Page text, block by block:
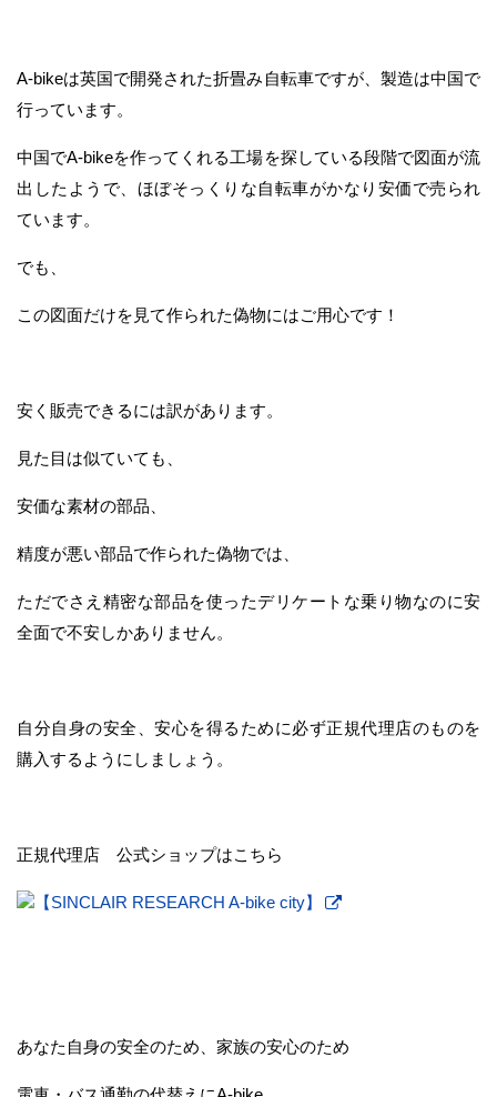
A-bikeは英国で開発された折畳み自転車ですが、製造は中国で
行っています。
中国でA-bikeを作ってくれる工場を探している段階で図面が流
出したようで、ほぼそっくりな自転車がかなり安価で売られ
ています。
でも、
この図面だけを見て作られた偽物にはご用心です！
安く販売できるには訳があります。
見た目は似ていても、
安価な素材の部品、
精度が悪い部品で作られた偽物では、
ただでさえ精密な部品を使ったデリケートな乗り物なのに安
全面で不安しかありません。
自分自身の安全、安心を得るために必ず正規代理店のものを
購入するようにしましょう。
正規代理店 公式ショップはこちら
【SINCLAIR RESEARCH A-bike city】
あなた自身の安全のため、家族の安心のため